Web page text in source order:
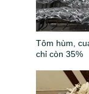
Tôm hùm,
chỉ còn 35%